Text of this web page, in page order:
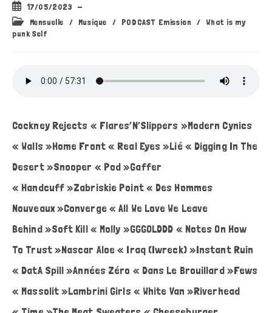
Publication
publiée :
17/05/2023
Post
category:
Mensuelle / Musique / PODCAST Emission /
What is my
punk Self
Cockney Rejects « Flares’N’Slippers »Modern Cynics
« Walls »Home Front « Real Eyes »Lié « Digging In The
Desert »Snooper « Pod »Gaffer
« Handcuff »Zabriskie Point « Des Hommes
Nouveaux »Converge « All We Love We Leave
Behind »Soft Kill « Molly »GGGOLDDD « Notes On How
To Trust »Nascar Aloe « Iraq (Iwreck) »Instant Ruin
« DatA Spill »Années Zéro « Dans Le Brouillard »Fews
« Massolit »Lambrini Girls « White Van »Riverhead